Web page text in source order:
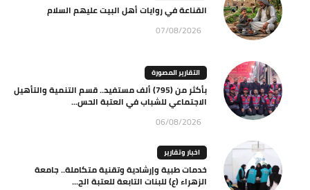
القناعة في روايات أهل البيت عليهم السلام
07/08/2026
التقارير المصورة
بأكثر من (795) ألف مستفيد.. قسم التنمية والتأهيل
الاجتماعي للشباب في العتبة الحس...
06/08/2026
اخبار وتقارير
خدمات طبية وإرشادية وتقنية متكاملة.. جامعة
الزهراء (ع) للبنات التابعة للعتبة الح...